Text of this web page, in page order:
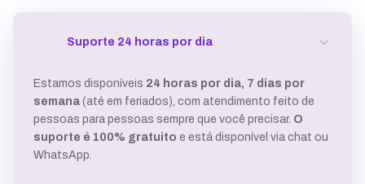
Suporte 24 horas por dia
Estamos disponíveis 24 horas por dia, 7 dias por
semana (até em feriados), com atendimento feito de
pessoas para pessoas sempre que você precisar. O
suporte é 100% gratuito e está disponível via chat ou
WhatsApp.